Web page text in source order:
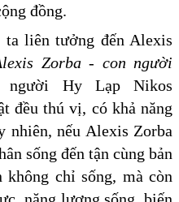
đồng.
liên tưởng đến Alexis
Zorba - con người
người Hy Lạp Nikos
đều thú vị, có khả năng
nhiên, nếu Alexis Zorba
sống đến tận cùng bản
chỉ sống, mà còn